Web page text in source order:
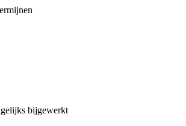
bijgewerkt